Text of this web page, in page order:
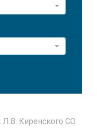
Л.В. Киренского СО